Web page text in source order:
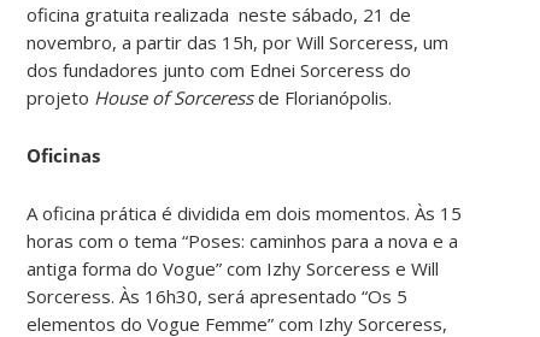
oficina gratuita realizada neste sábado, 21 de
novembro, a partir das 15h, por Will Sorceress, um
dos fundadores junto com Ednei Sorceress do
projeto House of Sorceressde Florianópolis.
Oficinas
A oficina prática é dividida em dois momentos. Às 15
horas com o tema “Poses: caminhos para a nova e a
antiga forma do Vogue” com Izhy Sorceress e Will
Sorceress. Às 16h30, será apresentado “Os 5
elementos do Vogue Femme” com Izhy Sorceress,